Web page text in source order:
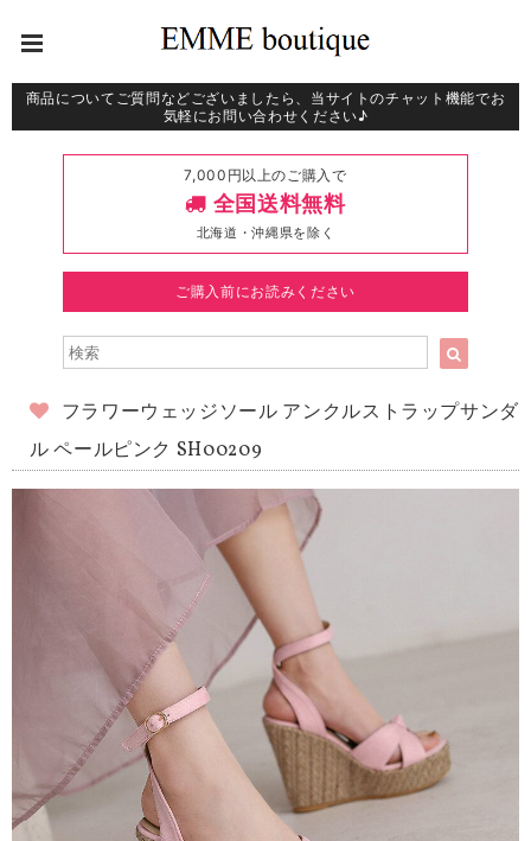
商品についてご質問などございましたら、当サイトのチャット機能でお
気軽にお問い合わせください♪
7,000円以上のご購入で
全国送料無料
北海道・沖縄県を除く
ご購入前にお読みください
フラワーウェッジソール アンクルストラップサンダ
ル ペールピンク SH00209